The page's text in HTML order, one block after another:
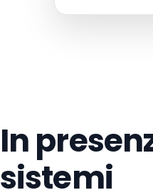
In
sistemi